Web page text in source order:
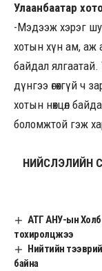
Улаанбаатар
-Мэдээж хэрэг
хотын хүн ам, аж
байдал
дүнгээ өгөхгүй ч
хотын нөхцөл
боломжтой гэж
НИЙСЛЭЛИЙН
АТГ АНУ-ын
тохиролцжээ
Нийтийн
байна